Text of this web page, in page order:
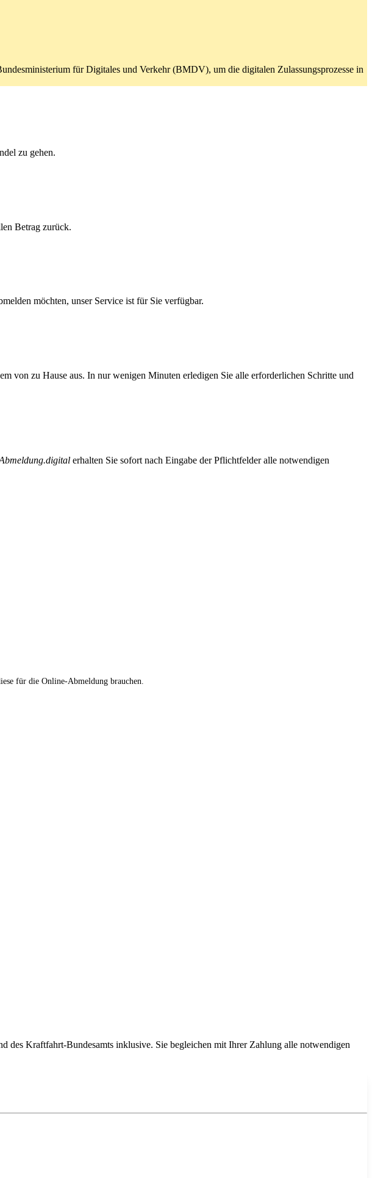
für Digitales und Verkehr (BMDV), um die digitalen Zulassungsprozesse in
zu gehen.
Betrag zurück.
möchten, unser Service ist für Sie verfügbar.
von zu Hause aus. In nur wenigen Minuten erledigen Sie alle erforderlichen Schritte und
erhalten Sie sofort nach Eingabe der Pflichtfelder alle notwendigen
für die Online-Abmeldung brauchen.
des Kraftfahrt-Bundesamts inklusive. Sie begleichen mit Ihrer Zahlung alle notwendigen